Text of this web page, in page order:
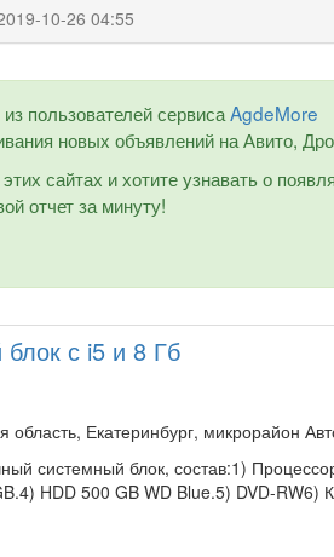
10-26 04:55
пользователей сервисаAgdeMore
новых объявлений на Авито,
сайтах и хотите узнавать о
отчет за минуту!
с i5 и 8 Гб
область, Екатеринбург, микрорайон
системный блок, состав:1)
HDD 500 GB WD Blue.5) DVD-RW6)